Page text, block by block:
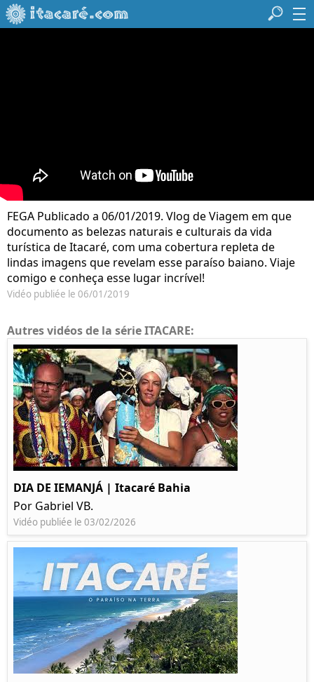
FEGA Publicado a 06/01/2019. Vlog de Viagem em que
documento as belezas naturais e culturais da vida
turística de Itacaré, com uma cobertura repleta de
lindas imagens que revelam esse paraíso baiano. Viaje
comigo e conheça esse lugar incrível!
Vidéo publiée le 06/01/2019
Autres vidéos de la série ITACARE:
DIA DE IEMANJÁ | Itacaré Bahia
Por Gabriel VB.
Vidéo publiée le 03/02/2026